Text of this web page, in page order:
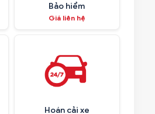
Bảo hiểm
Giá liên hệ
Hoán cải xe